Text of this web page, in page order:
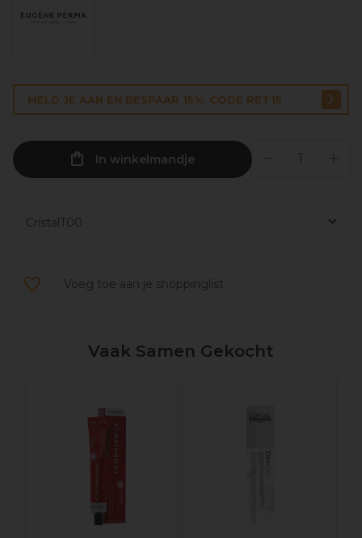
MELD JE AAN EN BESPAAR 15%: CODE RET15
In winkelmandje
Voeg toe aan je shoppinglist
Vaak Samen Gekocht